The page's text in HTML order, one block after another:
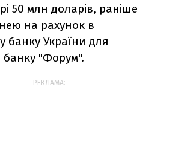
50 млн доларів, раніше
на рахунок в
банку України для
"Форум".
РЕКЛАМА: